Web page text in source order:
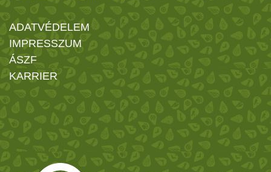
ADATVÉDELEM
IMPRESSZUM
ÁSZF
KARRIER